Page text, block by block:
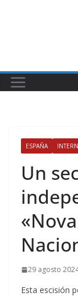
ESPAÑA
Un
29 agosto
Esta escisión